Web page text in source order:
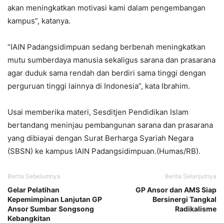
akan meningkatkan motivasi kami dalam pengembangan
kampus”, katanya.
“IAIN Padangsidimpuan sedang berbenah meningkatkan
mutu sumberdaya manusia sekaligus sarana dan prasarana
agar duduk sama rendah dan berdiri sama tinggi dengan
perguruan tinggi lainnya di Indonesia”, kata Ibrahim.
Usai memberika materi, Sesditjen Pendidikan Islam
bertandang meninjau pembangunan sarana dan prasarana
yang dibiayai dengan Surat Berharga Syariah Negara
(SBSN) ke kampus IAIN Padangsidimpuan.(Humas/RB).
Berita Sebelumnya
Gelar Pelatihan
Kepemimpinan Lanjutan GP
Ansor Sumbar Songsong
Kebangkitan
Berita Selanjutnya
GP Ansor dan AMS Siap
Bersinergi Tangkal
Radikalisme